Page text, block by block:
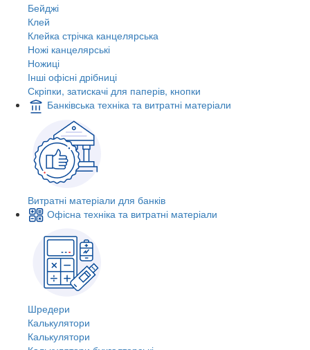
Бейджі
Клей
Клейка стрічка канцелярська
Ножі канцелярські
Ножиці
Інші офісні дрібниці
Скріпки, затискачі для паперів, кнопки
Банківська техніка та витратні матеріали
Витратні матеріали для банків
Офісна техніка та витратні матеріали
Шредери
Калькулятори
Калькулятори